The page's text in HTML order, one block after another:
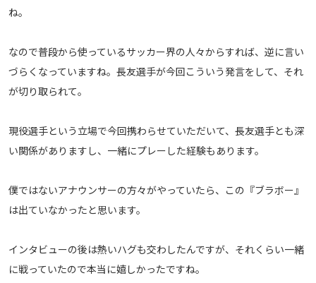
プライバシーポリシー
お問い合わせ
ね。
なので普段から使っているサッカー界の人々からすれば、逆に言い
づらくなっていますね。長友選手が今回こういう発言をして、それ
が切り取られて。
現役選手という立場で今回携わらせていただいて、長友選手とも深
い関係がありますし、一緒にプレーした経験もあります。
僕ではないアナウンサーの方々がやっていたら、この『ブラボー』
は出ていなかったと思います。
インタビューの後は熱いハグも交わしたんですが、それくらい一緒
に戦っていたので本当に嬉しかったですね。